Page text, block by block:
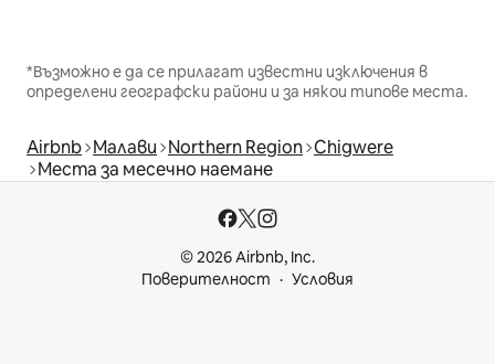
*Възможно е да се прилагат известни изключения в
определени географски райони и за някои типове места.
Airbnb Малави Northern Region Chigwere
Места за месечно наемане
© 2026 Airbnb, Inc.
Поверителност
Условия